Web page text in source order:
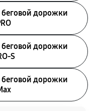
беговой дорожки
беговой дорожки
S
беговой дорожки